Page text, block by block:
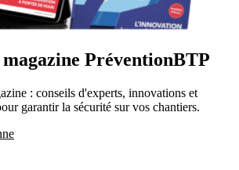
PréventionBTP
: conseils d'experts, innovations et
garantir la sécurité sur vos chantiers.